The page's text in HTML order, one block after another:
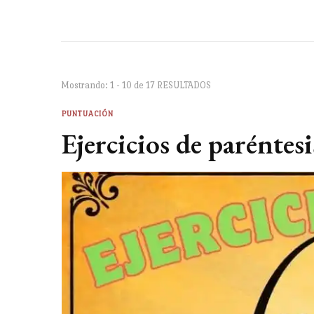
Mostrando: 1 - 10 de 17 RESULTADOS
PUNTUACIÓN
Ejercicios de